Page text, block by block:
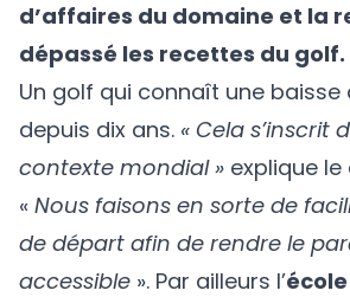
d’affaires du domaine et la
dépassé les recettes du golf.
Un golf qui connaît une baisse
depuis dix ans. « Cela s’inscrit
contexte mondial » explique
« Nous faisons en sorte de
de départ afin de rendre le
accessible ». Par ailleurs l’